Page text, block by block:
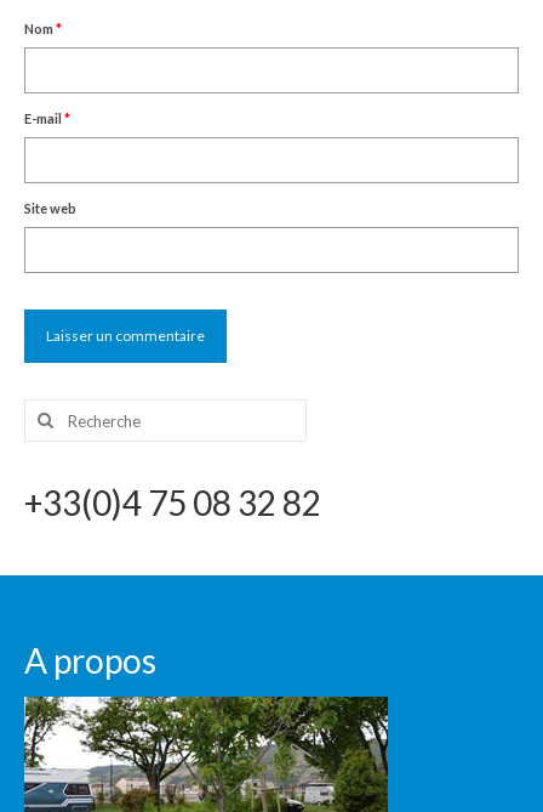
Nom *
E-mail *
Site web
Rechercher
+33(0)4 75 08 32 82
A propos